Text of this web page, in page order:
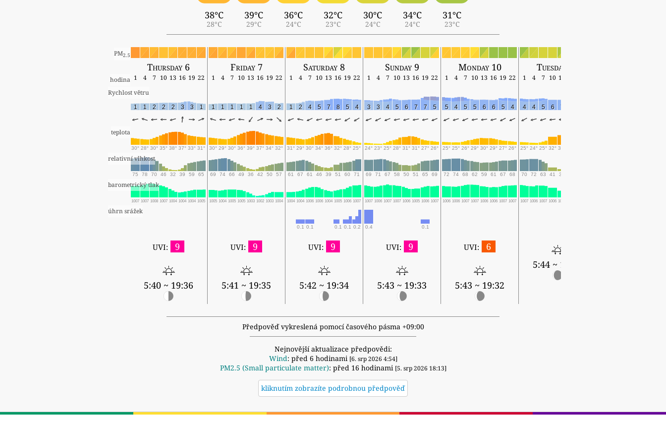
38°C
28°C
39°C
29°C
36°C
24°C
32°C
23°C
30°C
24°C
34°C
24°C
31°C
23°C
PM2.5
Thursday 6 Friday 7 Saturday 8 Sunday 9 Monday 10 Tuesday 11
hodina 1 4 7 10 13 16 19 22 1 4 7 10 13 16 19 22 1 4 7 10 13 16 19 22 1 4 7 10 13 16 19 22 1 4 7 10 13 16 19 22 1 4 7 10 13
Rychlost větru
1 1 2 2 2 3 3 1 1 1 1 1 1 4 3 2 1 2 4 5 7 8 5 4 3 3 4 5 6 7 7 5 5 4 5 5 6 6 5 4 4 4 5 6 7
teplota
30° 28° 30° 35° 38° 37° 33° 31° 30° 29° 30° 36° 39° 37° 34° 32° 31° 29° 30° 34° 36° 32° 28° 25° 24° 23° 25° 28° 31° 31° 27° 26° 25° 25° 26° 29° 30° 29° 27° 26° 25° 24° 25° 32° 34°
relativní vlhkost
75 78 70 46 32 39 59 65 69 74 66 49 36 42 50 57 61 67 61 46 39 51 60 71 69 71 67 58 50 51 65 69 72 74 68 62 59 61 67 68 70 72 63 41 36
barometrický tlak
1007 1007 1008 1007 1004 1004 1004 1005 1005 1004 1005 1005 1003 1002 1003 1004 1004 1004 1006 1006 1004 1005 1006 1007 1007 1006 1007 1007 1006 1005 1006 1007 1006 1006 1007 1007 1006 1006 1007 1007 1007 1006 1007 1006 1004
úhrn srážek
0.1 0.1 0.1 0.1 0.2 0.4 0.1
UVI: 9
5:40 ~ 19:36
UVI: 9
5:41 ~ 19:35
UVI: 9
5:42 ~ 19:34
UVI: 9
5:43 ~ 19:33
UVI: 6
5:43 ~ 19:32
5:44 ~ 19:31
Předpověď vykreslená pomocí časového pásma +09:00
Nejnovější aktualizace předpovědi:
Wind: před 6 hodinami [6. srp 2026 4:54]
PM2.5 (Small particulate matter): před 16 hodinami [5. srp 2026 18:13]
kliknutím zobrazíte podrobnou předpověď